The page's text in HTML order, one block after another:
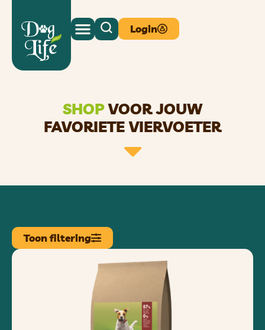
Login
SHOPVOOR JOUW
FAVORIETE VIERVOETER
Toon filtering